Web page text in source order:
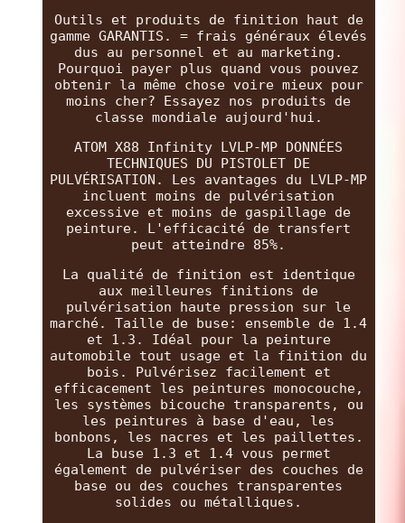
Outils et produits de finition haut de
gamme GARANTIS. = frais généraux élevés
dus au personnel et au marketing.
Pourquoi payer plus quand vous pouvez
obtenir la même chose voire mieux pour
moins cher? Essayez nos produits de
classe mondiale aujourd'hui.
ATOM X88 Infinity LVLP-MP DONNÉES
TECHNIQUES DU PISTOLET DE
PULVÉRISATION. Les avantages du LVLP-MP
incluent moins de pulvérisation
excessive et moins de gaspillage de
peinture. L'efficacité de transfert
peut atteindre 85%.
La qualité de finition est identique
aux meilleures finitions de
pulvérisation haute pression sur le
marché. Taille de buse: ensemble de 1.4
et 1.3. Idéal pour la peinture
automobile tout usage et la finition du
bois. Pulvérisez facilement et
efficacement les peintures monocouche,
les systèmes bicouche transparents, ou
les peintures à base d'eau, les
bonbons, les nacres et les paillettes.
La buse 1.3 et 1.4 vous permet
également de pulvériser des couches de
base ou des couches transparentes
solides ou métalliques.